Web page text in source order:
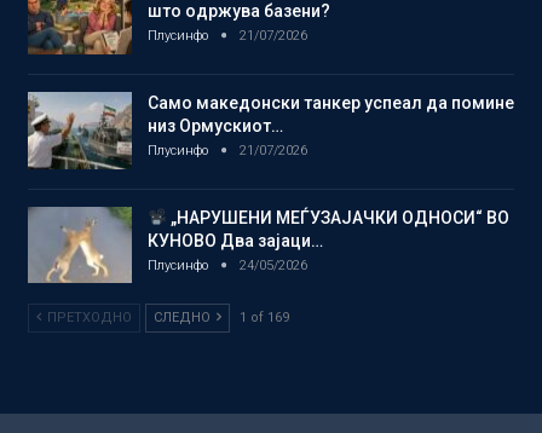
што одржува базени?
Плусинфо 21/07/2026
Само македонски танкер успеал да помине
низ Ормускиот…
Плусинфо 21/07/2026
„НАРУШЕНИ МЕЃУЗАЈАЧКИ ОДНОСИ“ ВО
КУНОВО Два зајаци…
Плусинфо 24/05/2026
ПРЕТХОДНО СЛЕДНО 1 of 169